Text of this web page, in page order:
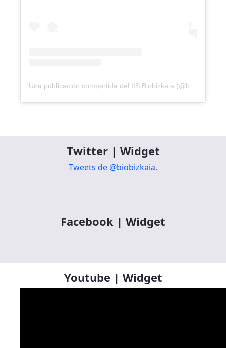
Una publicación compartida del IIS Biobizkaia (@biobizkaia)
Twitter | Widget
Tweets de @biobizkaia.
Facebook | Widget
Youtube | Widget